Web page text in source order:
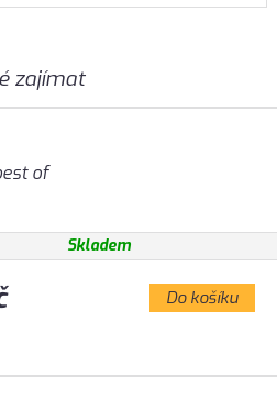
zajímat
of
Skladem
Do košíku